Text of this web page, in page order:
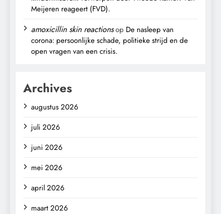
Meijeren reageert (FVD).
amoxicillin skin reactionsop De nasleep van
corona: persoonlijke schade, politieke strijd en de
open vragen van een crisis.
Archives
augustus 2026
juli 2026
juni 2026
mei 2026
april 2026
maart 2026